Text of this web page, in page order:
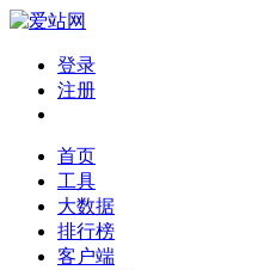
登录
注册
首页
工具
大数据
排行榜
客户端